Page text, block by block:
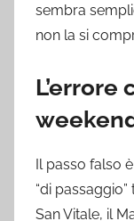
sembra
non la si
L’errore
Il passo falso
“di
San Vitale, il